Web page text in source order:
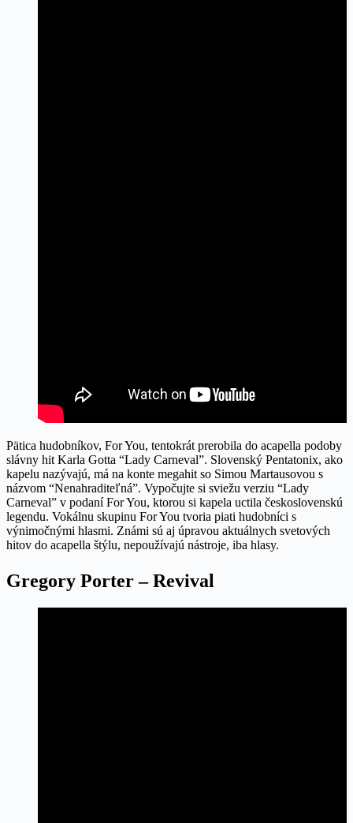
Pätica hudobníkov, For You, tentokrát prerobila do acapella podoby
slávny hit Karla Gotta “Lady Carneval”. Slovenský Pentatonix, ako
kapelu nazývajú, má na konte megahit so Simou Martausovou s
názvom “Nenahraditeľná”. Vypočujte si sviežu verziu “Lady
Carneval” v podaní For You, ktorou si kapela uctila československú
legendu. Vokálnu skupinu For You tvoria piati hudobníci s
výnimočnými hlasmi. Známi sú aj úpravou aktuálnych svetových
hitov do acapella štýlu, nepoužívajú nástroje, iba hlasy.
Gregory Porter – Revival